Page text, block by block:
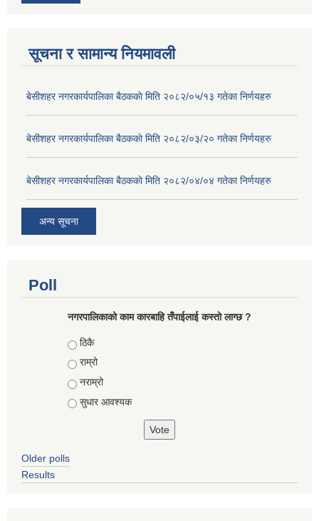
सूचना र सामान्य नियमावली
बे‍‍सीशहर नगरकार्यपालिका बैठककाे मिति २०८२/०५/१३ गतेका निर्णयहरु
बे‍‍सीशहर नगरकार्यपालिका बैठककाे मिति २०८२/०३/२० गतेका निर्णयहरु
बे‍‍सीशहर नगरकार्यपालिका बैठककाे मिति २०८२/०४/०४ गतेका निर्णयहरु
अन्य सूचना
Poll
नगरपालिकाको काम कारबाहि तँपाईलाई कस्तो लाग्छ ?
Choices
ठिकै
राम्रो
नराम्रो
सुधार आवश्यक
Older polls
Results